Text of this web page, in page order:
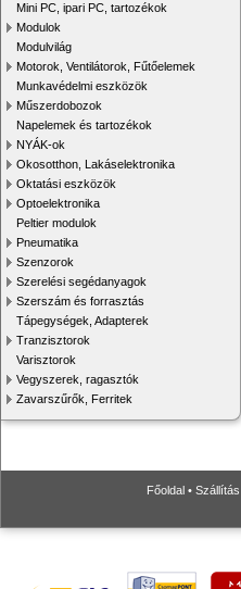
Mini PC, ipari PC, tartozékok
Modulok
Modulvilág
Motorok, Ventilátorok, Fűtőelemek
Munkavédelmi eszközök
Műszerdobozok
Napelemek és tartozékok
NYÁK-ok
Okosotthon, Lakáselektronika
Oktatási eszközök
Optoelektronika
Peltier modulok
Pneumatika
Szenzorok
Szerelési segédanyagok
Szerszám és forrasztás
Tápegységek, Adapterek
Tranzisztorok
Varisztorok
Vegyszerek, ragasztók
Zavarszűrők, Ferritek
Főoldal • Szállítás